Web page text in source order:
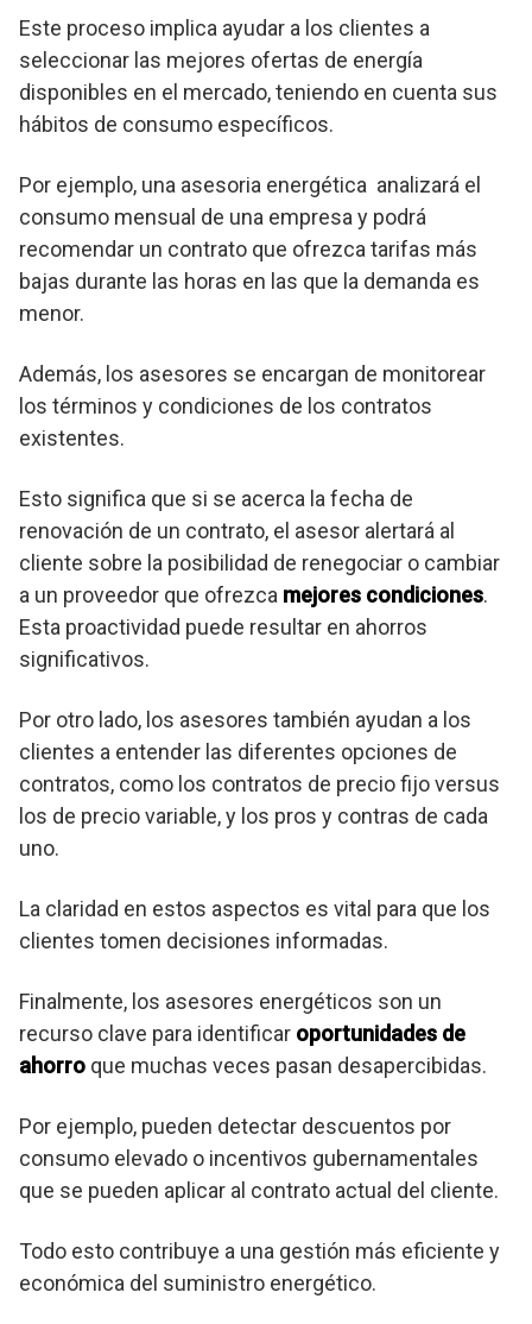
Este proceso implica ayudar a los clientes a
seleccionar las mejores ofertas de energía
disponibles en el mercado, teniendo en cuenta sus
hábitos de consumo específicos.
Por ejemplo, una asesoria energética analizará el
consumo mensual de una empresa y podrá
recomendar un contrato que ofrezca tarifas más
bajas durante las horas en las que la demanda es
menor.
Además, los asesores se encargan de monitorear
los términos y condiciones de los contratos
existentes.
Esto significa que si se acerca la fecha de
renovación de un contrato, el asesor alertará al
cliente sobre la posibilidad de renegociar o cambiar
a un proveedor que ofrezca mejores condiciones.
Esta proactividad puede resultar en ahorros
significativos.
Por otro lado, los asesores también ayudan a los
clientes a entender las diferentes opciones de
contratos, como los contratos de precio fijo versus
los de precio variable, y los pros y contras de cada
uno.
La claridad en estos aspectos es vital para que los
clientes tomen decisiones informadas.
Finalmente, los asesores energéticos son un
recurso clave para identificar oportunidades de
ahorro que muchas veces pasan desapercibidas.
Por ejemplo, pueden detectar descuentos por
consumo elevado o incentivos gubernamentales
que se pueden aplicar al contrato actual del cliente.
Todo esto contribuye a una gestión más eficiente y
económica del suministro energético.